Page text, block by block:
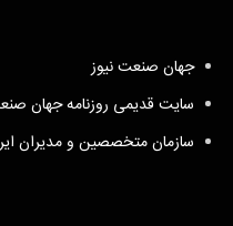
جهان صنعت نیوز
سایت قدیمی روزنامه جهان
سازمان متخصصین و مدیران